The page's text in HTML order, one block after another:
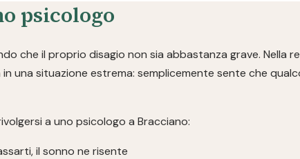
psicologo
che il proprio disagio non sia abbastanza grave. Nella
una situazione estrema: semplicemente sente che
a uno psicologo a Bracciano:
il sonno ne risente